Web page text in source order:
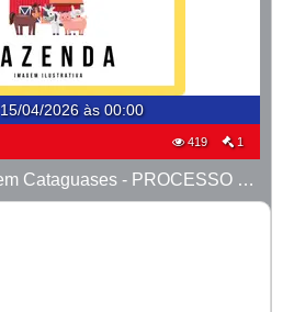
15/04/2026 às 00:00
419 1
LOTE 04 - Fazenda em Cataguases - PROCESSO 9937456-81.2006-TJMG- COMARCA DE BH/MG